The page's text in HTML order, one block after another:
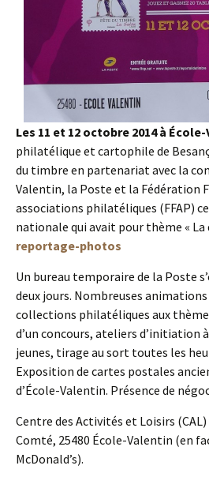
Les 11 et 12 octobre 2014 à
philatélique et cartophile de
du timbre en partenariat avec la
Valentin, la Poste et la Fédération
associations philatéliques (FFAP)
nationale qui avait pour thème « La
reportage-photos
Un bureau temporaire de la Poste
deux jours. Nombreuses
collections philatéliques aux
d’un concours, ateliers d’initiation
jeunes, tirage au sort toutes les
Exposition de cartes postales
d’École-Valentin. Présence de
Centre des Activités et Loisirs (CAL)
Comté, 25480 École-Valentin (en
McDonald’s).